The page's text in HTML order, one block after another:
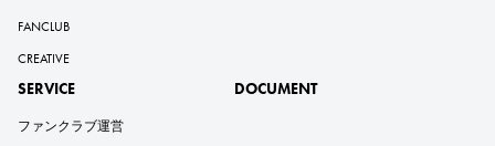
FANCLUB
CREATIVE
SERVICE
ファンクラブ運営
DOCUMENT